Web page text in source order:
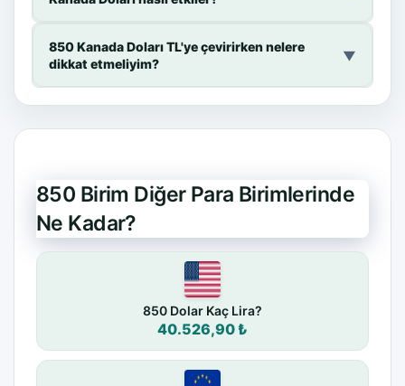
850 Kanada Doları TL'ye çevirirken nelere
dikkat etmeliyim?
▼
850 Birim Diğer Para Birimlerinde
Ne Kadar?
850 Dolar Kaç Lira?
40.526,90 ₺